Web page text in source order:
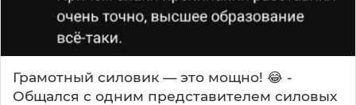
Грамотный силовик — это мощно! 😂 -
Общался с одним представителем силовых